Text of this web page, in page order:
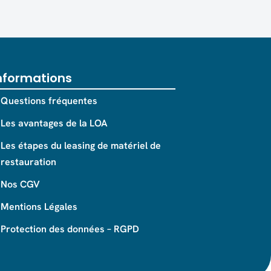
Questions fréquentes
Les avantages de la LOA
Les étapes du leasing de matériel de
restauration
Nos CGV
Mentions Légales
Protection des données – RGPD